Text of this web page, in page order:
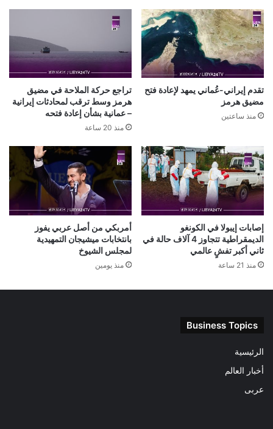
تقدم إيراني-عُماني يمهد لإعادة فتح
مضيق هرمز
منذ ساعتين
تراجع حركة الملاحة في مضيق
هرمز وسط ترقب لمحادثات إيرانية
– عمانية بشأن إعادة فتحه
منذ 20 ساعة
إصابات إيبولا في الكونغو
الديمقراطية تتجاوز 4 آلاف حالة في
ثاني أكبر تفشٍ عالمي
منذ 21 ساعة
أمربكي من أصل عربي يفوز
بانتخابات ميشيجان التمهيدية
لمجلس الشيوخ
منذ يومين
Business Topics
الرئيسية
أخبار العالم
عربى